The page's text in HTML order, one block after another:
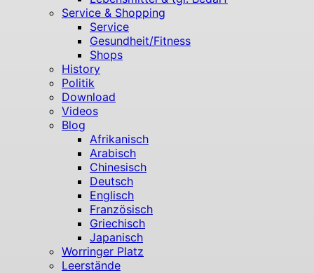
Service & Shopping
Service
Gesundheit/Fitness
Shops
History
Politik
Download
Videos
Blog
Afrikanisch
Arabisch
Chinesisch
Deutsch
Englisch
Französisch
Griechisch
Japanisch
Worringer Platz
Leerstände